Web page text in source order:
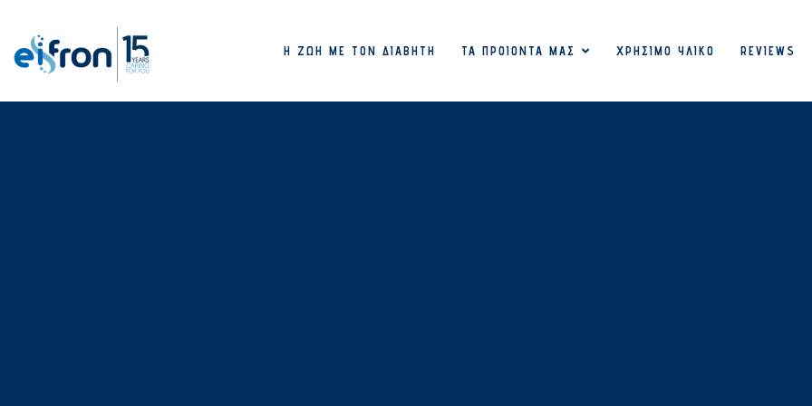
Η ΖΩΉ ΜΕ ΤΟΝ ΔΙΑΒΉΤΗ ΤΑ ΠΡΟΙΌΝΤΑ ΜΑΣ ΧΡΉΣΙΜΟ ΥΛΙΚΌ REVIEWS